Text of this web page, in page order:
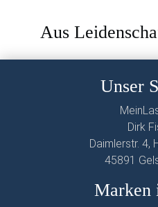
Aus
Unser
Dirk
Daimlerstr. 4,
45891
Marken